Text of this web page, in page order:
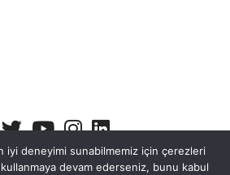
Kişisel Verilerin Korunması Site Çerez
iyi deneyimi sunabilmemiz için çerezleri
devam ederseniz, bunu kabul